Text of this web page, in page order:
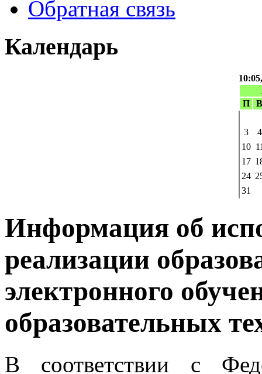
Обратная связь
Календарь
П
В
3
4
10
17
24
31
Информация об
реализации
электронного
образовательных
В соответствии с